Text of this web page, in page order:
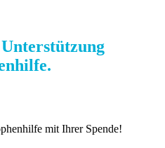
mit Ihrer Spende!